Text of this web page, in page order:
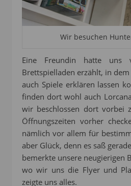
Wir besuchen
Eine Freundin hatte uns
Brettspielladen erzählt, in
auch Spiele erklären lassen
finden dort wohl auch
wir beschlossen dort vorbei
Öffnungszeiten vorher
nämlich vor allem für
aber Glück, denn es saß
bemerkte unsere neugierigen
wo wir uns die Flyer und
zeigte uns alles.